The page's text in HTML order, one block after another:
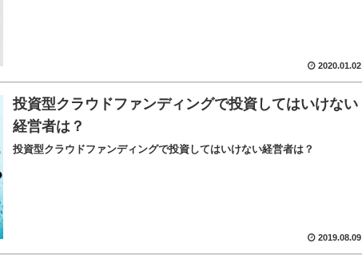
2020.01.02
投資型クラウドファンディングで投資してはいけない
経営者は？
投資型クラウドファンディングで投資してはいけない経営者は？
2019.08.09